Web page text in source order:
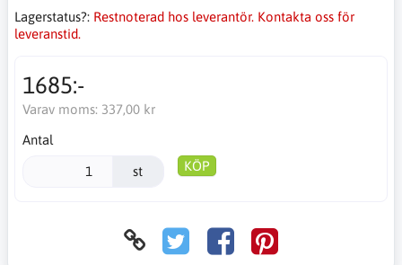
Lagerstatus?: Restnoterad hos leverantör. Kontakta oss för
leveranstid.
1685:-
Varav moms: 337,00 kr
Antal
st KÖP